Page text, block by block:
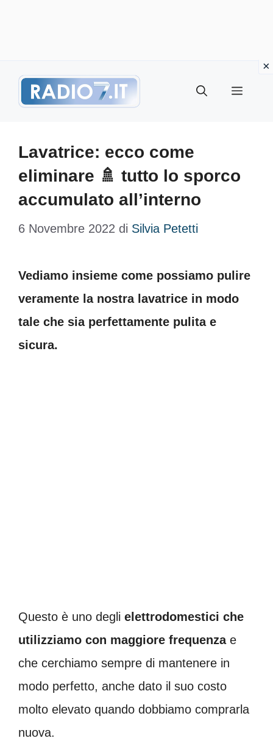
Menu
Lavatrice: ecco come
eliminare 🚿 tutto lo sporco
accumulato all’interno
6 Novembre 2022 di Silvia Petetti
Vediamo insieme come possiamo pulire
veramente la nostra lavatrice in modo
tale che sia perfettamente pulita e
sicura.
Questo è uno degli elettrodomestici che
utilizziamo con maggiore frequenzae
che cerchiamo sempre di mantenere in
modo perfetto, anche dato il suo costo
molto elevato quando dobbiamo comprarla
nuova.